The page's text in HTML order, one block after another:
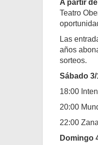
A partir
Teatro
Las
años
sorteos.
Sábado 3/
18:00
20:00
22:00
Domingo